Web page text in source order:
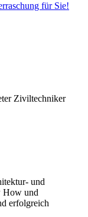
für Sie!
Ziviltechniker
und
How und
erfolgreich